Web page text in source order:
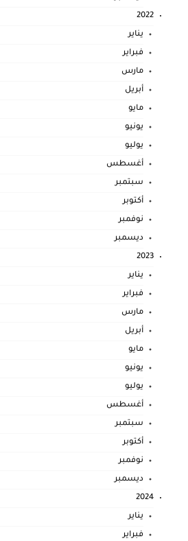
2022
يناير
فبراير
مارس
أبريل
مايو
يونيو
يوليو
أغسطس
سبتمبر
أكتوبر
نوفمبر
ديسمبر
2023
يناير
فبراير
مارس
أبريل
مايو
يونيو
يوليو
أغسطس
سبتمبر
أكتوبر
نوفمبر
ديسمبر
2024
يناير
فبراير